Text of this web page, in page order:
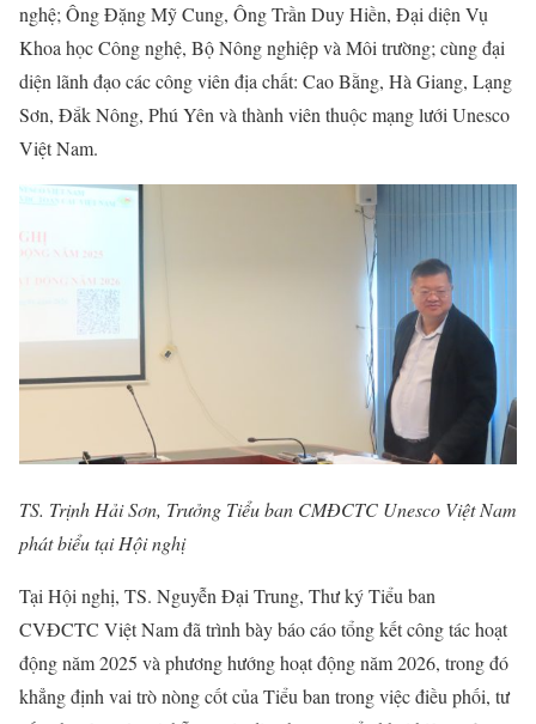
nghệ; Ông Đặng Mỹ Cung, Ông Trần Duy Hiền, Đại diện Vụ
Khoa học Công nghệ, Bộ Nông nghiệp và Môi trường; cùng đại
diện lãnh đạo các công viên địa chất: Cao Bằng, Hà Giang, Lạng
Sơn, Đắk Nông, Phú Yên và thành viên thuộc mạng lưới Unesco
Việt Nam.
TS. Trịnh Hải Sơn, Trưởng Tiểu ban CMĐCTC Unesco Việt Nam
phát biểu tại Hội nghị
Tại Hội nghị, TS. Nguyễn Đại Trung, Thư ký Tiểu ban
CVĐCTC Việt Nam đã trình bày báo cáo tổng kết công tác hoạt
động năm 2025 và phương hướng hoạt động năm 2026, trong đó
khẳng định vai trò nòng cốt của Tiểu ban trong việc điều phối, tư